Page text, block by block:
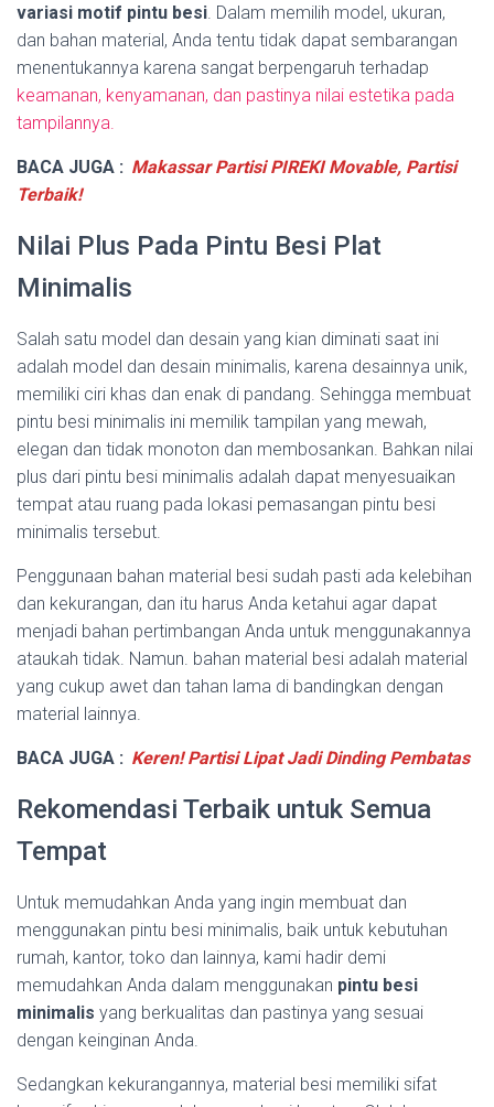
variasi motif pintu besi. Dalam memilih model, ukuran,
dan bahan material, Anda tentu tidak dapat sembarangan
menentukannya karena sangat berpengaruh terhadap
keamanan, kenyamanan, dan pastinya nilai estetika pada
tampilannya.
BACA JUGA : Makassar Partisi PIREKI Movable, Partisi
Terbaik!
Nilai Plus Pada Pintu Besi Plat
Minimalis
Salah satu model dan desain yang kian diminati saat ini
adalah model dan desain minimalis, karena desainnya unik,
memiliki ciri khas dan enak di pandang. Sehingga membuat
pintu besi minimalis ini memilik tampilan yang mewah,
elegan dan tidak monoton dan membosankan. Bahkan nilai
plus dari pintu besi minimalis adalah dapat menyesuaikan
tempat atau ruang pada lokasi pemasangan pintu besi
minimalis tersebut.
Penggunaan bahan material besi sudah pasti ada kelebihan
dan kekurangan, dan itu harus Anda ketahui agar dapat
menjadi bahan pertimbangan Anda untuk menggunakannya
ataukah tidak. Namun. bahan material besi adalah material
yang cukup awet dan tahan lama di bandingkan dengan
material lainnya.
BACA JUGA : Keren! Partisi Lipat Jadi Dinding Pembatas
Rekomendasi Terbaik untuk Semua
Tempat
Untuk memudahkan Anda yang ingin membuat dan
menggunakan pintu besi minimalis, baik untuk kebutuhan
rumah, kantor, toko dan lainnya, kami hadir demi
memudahkan Anda dalam menggunakan pintu besi
minimalis yang berkualitas dan pastinya yang sesuai
dengan keinginan Anda.
Sedangkan kekurangannya, material besi memiliki sifat